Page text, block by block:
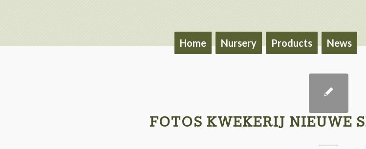
Home Nursery Products News
FOTOS KWEKERIJ NIEUWE